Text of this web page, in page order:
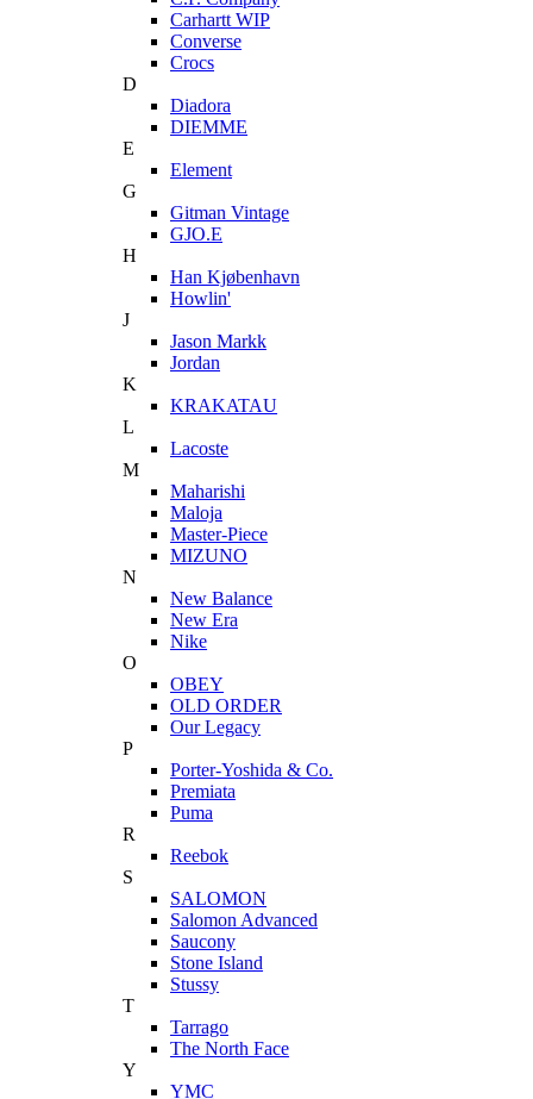
Carhartt WIP
Converse
Crocs
D
Diadora
DIEMME
E
Element
G
Gitman Vintage
GJO.E
H
Han Kjøbenhavn
Howlin'
J
Jason Markk
Jordan
K
KRAKATAU
L
Lacoste
M
Maharishi
Maloja
Master-Piece
MIZUNO
N
New Balance
New Era
Nike
O
OBEY
OLD ORDER
Our Legacy
P
Porter-Yoshida & Co.
Premiata
Puma
R
Reebok
S
SALOMON
Salomon Advanced
Saucony
Stone Island
Stussy
T
Tarrago
The North Face
Y
YMC